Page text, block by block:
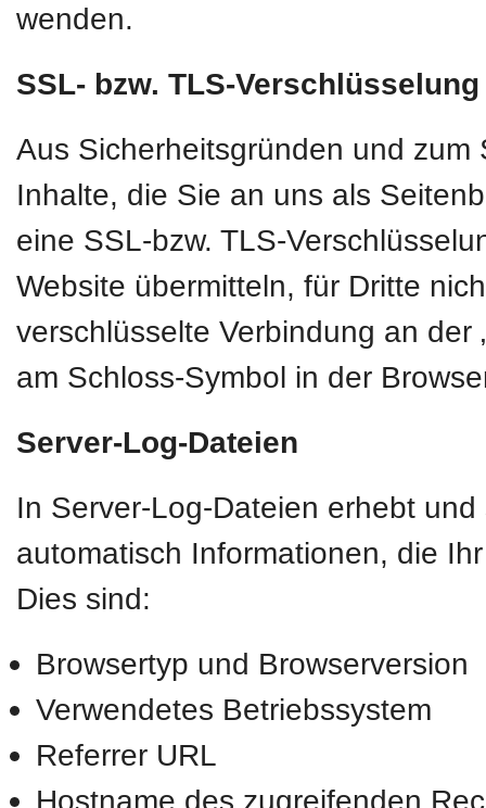
wenden.
SSL- bzw. TLS-Verschlüsselung
Aus Sicherheitsgründen und
Inhalte, die Sie an uns als
eine SSL-bzw. TLS-
Website übermitteln, für Dritte
verschlüsselte Verbindung an der
am Schloss-Symbol in der
Server-Log-Dateien
In Server-Log-Dateien erhebt
automatisch Informationen, die
Dies sind:
Browsertyp und Browserversion
Verwendetes Betriebssystem
Referrer URL
Hostname des zugreifenden